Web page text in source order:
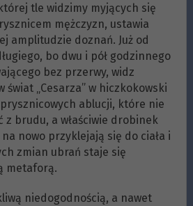
tle widzimy myjących się
mężczyzn, ustawia
amplitudzie doznań. Już od
bo dwu i pół godzinnego
bez przerwy, widz
świat „Cesarza” w hiczkokowski
ablucji, które nie
z brudu, a właściwie drobinek
nowo przyklejają się do ciała i
zmian ubrań staje się
metaforą.
niedogodnością, a nawet